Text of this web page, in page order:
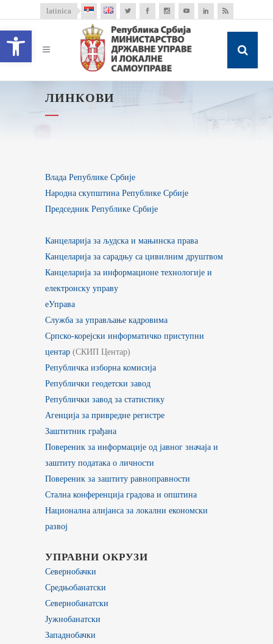
Open toolbar
latinica
ЛИНКОВИ
Влада Републике Србије
Народна скупштина Републике Србије
Председник Републике Србије
Канцеларија за људска и мањинска права
Канцеларија за сарадњу са цивилним друштвом
Канцеларија за информационе технологије и
електронску управу
еУправа
Служба за управљање кадровима
Српско-корејски информатичко приступни
центар (СКИП Центар)
Републичка изборна комисија
Републички геодетски завод
Републички завод за статистику
Агенција за привредне регистре
Заштитник грађана
Повереник за информације од јавног значаја и
заштиту података о личности
Повереник за заштиту равноправности
Стална конференција градова и општина
Национална алијанса за локални економски
развој
УПРАВНИ ОКРУЗИ
Севернобачки
Средњобанатски
Севернобанатски
Јужнобанатски
Западнобачки